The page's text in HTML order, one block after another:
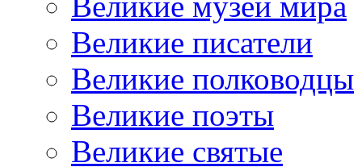
Великие писатели
Великие полководцы
Великие поэты
Великие святые